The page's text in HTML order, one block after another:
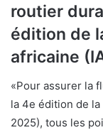
routier
édition de
africaine
«Pour assurer la
la 4e édition de
2025), tous les